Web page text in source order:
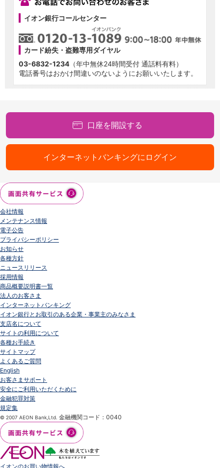
イオン銀行コールセンター
カード紛失・盗難専用ダイヤル
03-6832-1234 （年中無休24時間受付 通話料有料）
電話番号はおかけ間違いのないようにお願いいたします。
口座を開設する
インターネットバンキングにログイン
会社情報
メンテナンス情報
電子公告
プライバシーポリシー
お知らせ
各種方針
ニュースリリース
採用情報
商品概要説明書一覧
法人のお客さま
インターネットバンキング
イオン銀行とお取引のある企業・事業主のみなさま
支店名について
サイトの利用について
各種お手続き
サイトマップ
よくあるご質問
English
お客さまサポート
安全にご利用いただくために
金融犯罪対策
規定集
© 2007 AEON Bank,Ltd. 金融機関コード：0040
イオンのお買い物情報へ